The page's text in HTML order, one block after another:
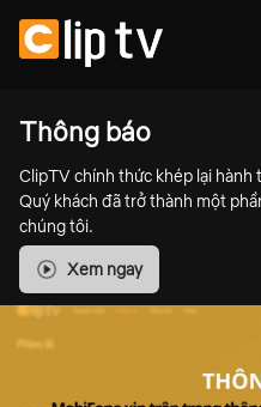
Thông báo
ClipTV chính thức khép lại hành
Quý khách đã trở thành một
chúng tôi.
Xem ngay